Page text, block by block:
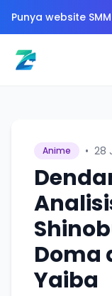
Punya website
Anime • 28
Doma
Yaiba